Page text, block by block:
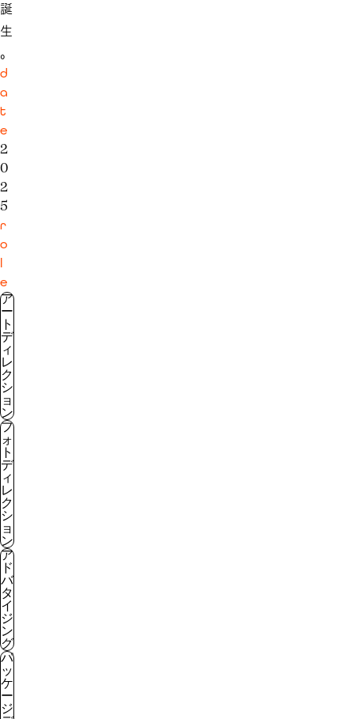
誕
生
。
d
a
t
e
2
0
2
5
r
o
l
e
ア
ー
ト
デ
ィ
レ
ク
シ
ョ
ン
フ
ォ
ト
デ
ィ
レ
ク
シ
ョ
ン
ア
ド
バ
タ
イ
ジ
ン
グ
パ
ッ
ケ
ー
ジ